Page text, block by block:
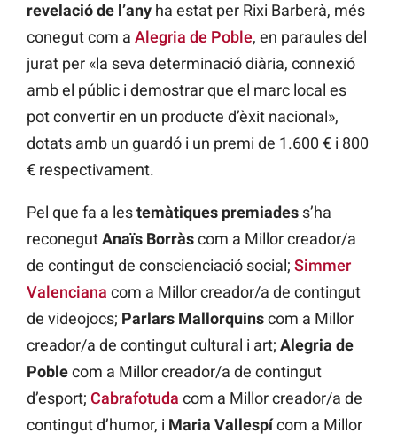
revelació de l’any ha estat per Rixi Barberà, més
conegut com a Alegria de Poble, en paraules del
jurat per «la seva determinació diària, connexió
amb el públic i demostrar que el marc local es
pot convertir en un producte d’èxit nacional»,
dotats amb un guardó i un premi de 1.600 € i 800
€ respectivament.
Pel que fa a lestemàtiques premiades s’ha
reconegutAnaïs Borràscom a Millor creador/a
de contingut de conscienciació social; Simmer
Valenciana com a Millor creador/a de contingut
de videojocs; Parlars Mallorquinscom a Millor
creador/a de contingut cultural i art; Alegria de
Poblecom a Millor creador/a de contingut
d’esport; Cabrafotuda com a Millor creador/a de
contingut d’humor, i Maria Vallespícom a Millor